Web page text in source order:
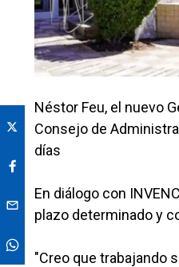
Néstor Feu, el nuevo
Consejo de
días
En diálogo con
plazo determinado y
"Creo que trabajando